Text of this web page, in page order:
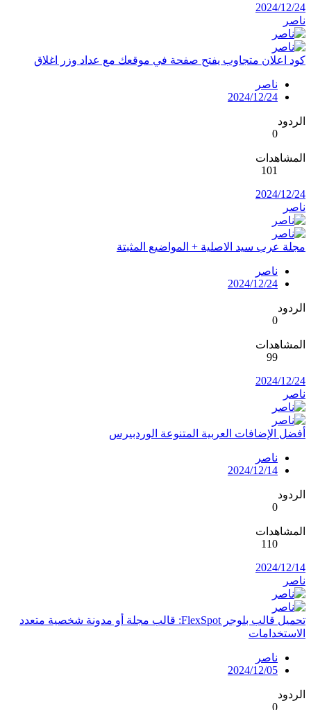
2024/12/24
ناصر
كود اعلان متجاوب يفتح صفحة في موقعك مع عداد وزر اغلاق
ناصر
2024/12/24
الردود
0
المشاهدات
101
2024/12/24
ناصر
مجلة عرب سيد الاصلية + المواضيع المثبتة
ناصر
2024/12/24
الردود
0
المشاهدات
99
2024/12/24
ناصر
أفضل الإضافات العربية المتنوعة الوردبيرس
ناصر
2024/12/14
الردود
0
المشاهدات
110
2024/12/14
ناصر
تحميل قالب بلوجر FlexSpot: قالب مجلة أو مدونة شخصية متعدد
الاستخدامات
ناصر
2024/12/05
الردود
0